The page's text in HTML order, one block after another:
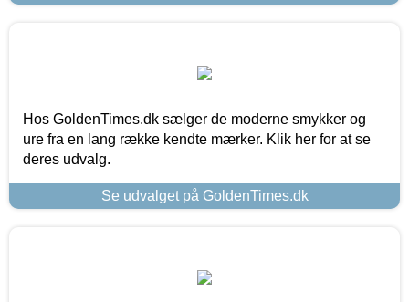
Hos GoldenTimes.dk sælger de moderne smykker og
ure fra en lang række kendte mærker. Klik her for at se
deres udvalg.
Se udvalget på GoldenTimes.dk